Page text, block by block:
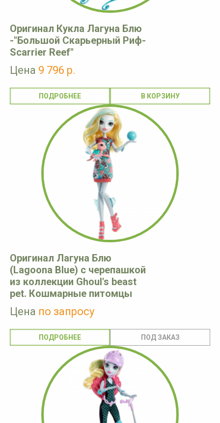
Оригинал Кукла Лагуна Блю
-"Большой Скарьерный Риф-
Scarrier Reef"
Цена 9 796 р.
ПОДРОБНЕЕ
Оригинал Лагуна Блю
(Lagoona Blue) с черепашкой
из коллекции Ghoul's beast
pet. Кошмарные питомцы
Цена по запросу
ПОДРОБНЕЕ